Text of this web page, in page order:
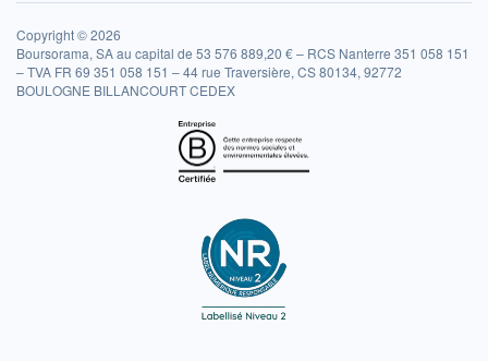
Copyright © 2026
Boursorama, SA au capital de 53 576 889,20 € – RCS Nanterre 351 058 151
– TVA FR 69 351 058 151 – 44 rue Traversière, CS 80134, 92772
BOULOGNE BILLANCOURT CEDEX